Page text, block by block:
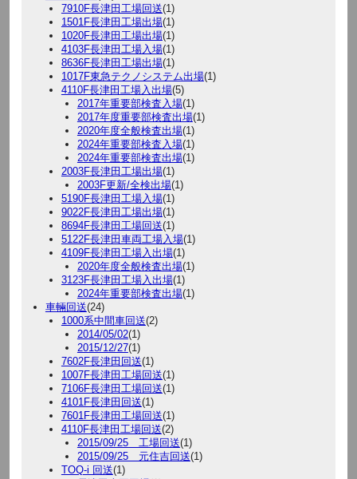
7910F長津田工場回送(1)
1501F長津田工場出場(1)
1020F長津田工場出場(1)
4103F長津田工場入場(1)
8636F長津田工場出場(1)
1017F東急テクノシステム出場(1)
4110F長津田工場入出場(5)
2017年重要部検査入場(1)
2017年度重要部検査出場(1)
2020年度全般検査出場(1)
2024年重要部検査入場(1)
2024年重要部検査出場(1)
2003F長津田工場出場(1)
2003F更新/全検出場(1)
5190F長津田工場入場(1)
9022F長津田工場出場(1)
8694F長津田工場回送(1)
5122F長津田車両工場入場(1)
4109F長津田工場入出場(1)
2020年度全般検査出場(1)
3123F長津田工場入出場(1)
2024年重要部検査出場(1)
車輛回送(24)
1000系中間車回送(2)
2014/05/02(1)
2015/12/27(1)
7602F長津田回送(1)
1007F長津田工場回送(1)
7106F長津田工場回送(1)
4101F長津田回送(1)
7601F長津田工場回送(1)
4110F長津田工場回送(2)
2015/09/25 工場回送(1)
2015/09/25 元住吉回送(1)
TOQ-i 回送(1)